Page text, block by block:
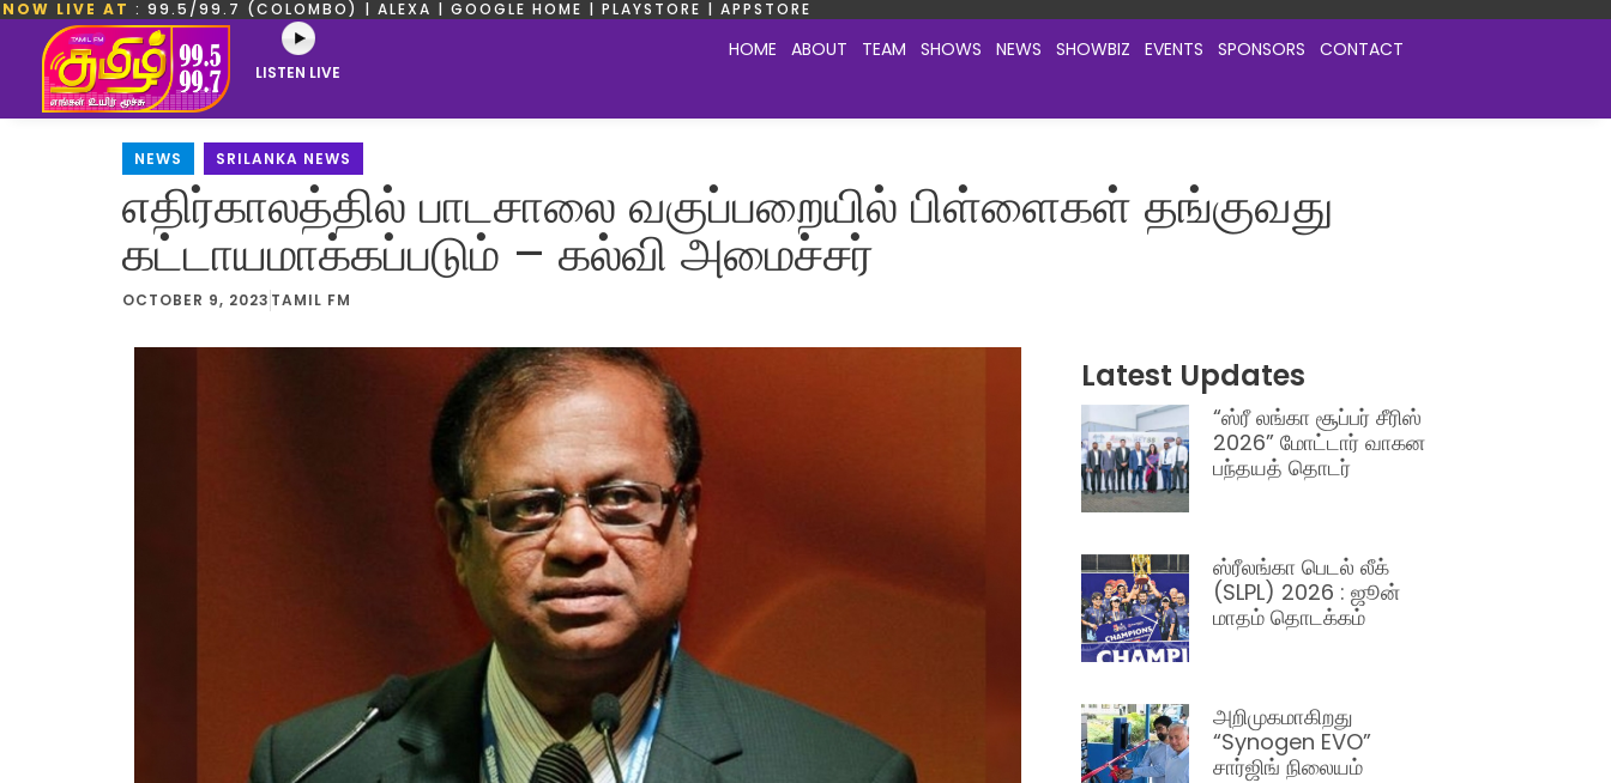
NOW LIVE AT : 99.5/99.7 (COLOMBO) | ALEXA | GOOGLE HOME | PLAYSTORE | APPSTORE
LISTEN LIVE
HOME ABOUT TEAM SHOWS NEWS SHOWBIZ EVENTS SPONSORS CONTACT
NEWS SRILANKA NEWS
எதிர்காலத்தில் பாடசாலை வகுப்பறையில் பிள்ளைகள் தங்குவது
கட்டாயமாக்கப்படும் – கல்வி அமைச்சர்
OCTOBER 9, 2023 TAMIL FM
Latest Updates
“ஸ்ரீ லங்கா சூப்பர் சீரிஸ்
2026” மோட்டார் வாகன
பந்தயத் தொடர்
ஸ்ரீலங்கா பெடல் லீக்
(SLPL) 2026 : ஜூன்
மாதம் தொடக்கம்
அறிமுகமாகிறது
“Synogen EVO”
சார்ஜிங் நிலையம்